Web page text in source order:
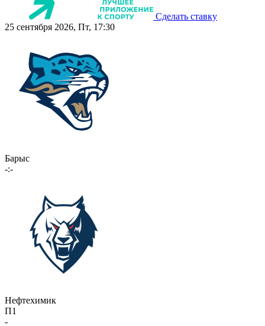
Сделать ставку
25 сентября 2026, Пт, 17:30
Барыс
-:-
Нефтехимик
П1
-